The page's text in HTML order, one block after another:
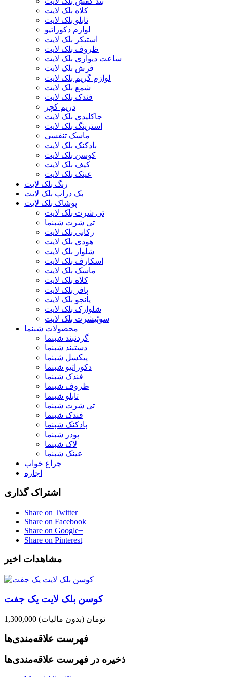
کلاه بلک لایت
تابلو بلک لایت
لوازم دکوراتیو
استیکر بلک لایت
ظروف بلک لایت
ساعت دیواری بلک لایت
فرش بلک لایت
لوازم گریم بلک لایت
شمع بلک لایت
فندک بلک لایت
دریم کچر
جاکلیدی بلک لایت
استرینگ بلک لایت
ماسک تنفسی
بادکنک بلک لایت
کوسن بلک لایت
کیف بلک لایت
عینک بلک لایت
رنگ بلک لایت
بک دراپ بلک لایت
پوشاک بلک لایت
تی شرت بلک لایت
تی شرت شبنما
رکابی بلک لایت
هودی بلک لایت
شلوار بلک لایت
اسکارف بلک لایت
ماسک بلک لایت
کلاه بلک لایت
پافر بلک لایت
پانچو بلک لایت
شلوارک بلک لایت
سوئیشرت بلک لایت
محصولات شبنما
گردنبند شبنما
دستبند شبنما
پیکسل شبنما
دکوراتیو شبنما
فندک شبنما
ظروف شبنما
تابلو شبنما
تی شرت شبنما
فندک شبنما
بادکنک شبنما
پودر شبنما
لاک شبنما
عینک شبنما
چراغ خواب
اجاره
اشتراک گذاری
Share on Twitter
Share on Facebook
Share on Google+
Share on Pinterest
مشاهدات اخیر
کوسن بلک لایت یک جفت
1,300,000 تومان (بدون مالیات)
فهرست علاقه‌مندی‌ها
ذخیره در فهرست علاقه‌مندی‌ها